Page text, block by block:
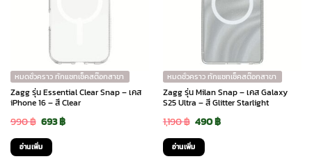
หมดชั่วคราว ทักแชทเช็คสต๊อกสาขา
Zagg รุ่น Essential Clear Snap – เคส
iPhone 16 – สี Clear
990฿ Original
price
was:
693฿Current
อ่านเพิ่ม
หมดชั่วคราว ทักแชทเช็คสต๊อกสาขา
Zagg รุ่น Milan Snap – เคส Galaxy
S25 Ultra – สี Glitter Starlight
1,190฿ Original
price
was:
490฿Current
อ่านเพิ่ม